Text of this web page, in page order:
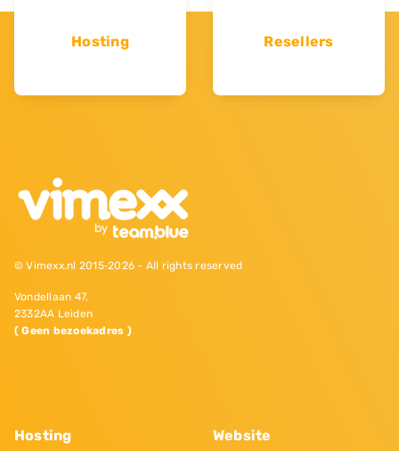
Hosting Resellers
© Vimexx.nl 2015‐2026 - All rights reserved
Vondellaan 47,
2332AA Leiden
( Geen bezoekadres )
Hosting Website